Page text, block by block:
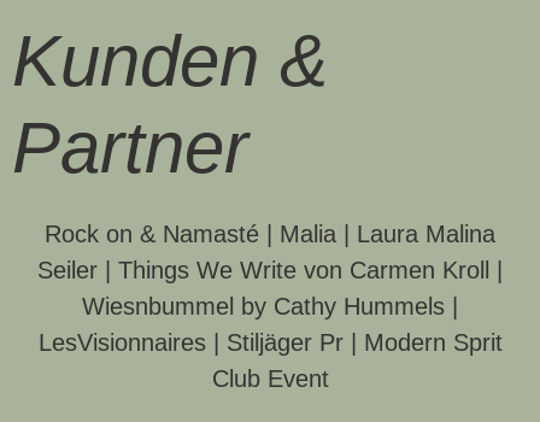
Kunden &
Partner
Rock on & Namasté | Malia | Laura Malina
Seiler | Things We Write von Carmen Kroll |
Wiesnbummel by Cathy Hummels |
LesVisionnaires | Stiljäger Pr | Modern Sprit
Club Event